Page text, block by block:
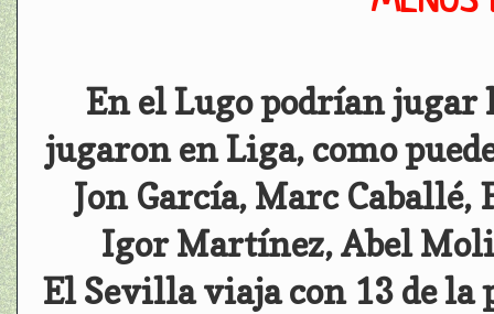
En el Lugo podrían jugar
jugaron en Liga, como
Jon García, Marc Caballé,
Igor Martínez, Abel
El Sevilla viaja con 13 de